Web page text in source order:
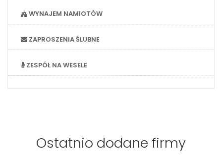
WYNAJEM NAMIOTÓW
ZAPROSZENIA ŚLUBNE
ZESPÓŁ NA WESELE
Ostatnio dodane firmy